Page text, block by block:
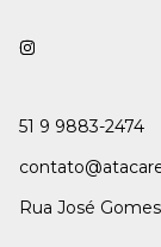
51 9 9883-2474
Rua José